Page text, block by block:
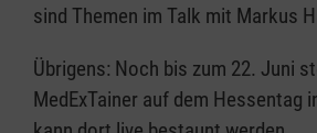
sind Themen im Talk mit Markus
Übrigens: Noch bis zum 22. Juni
MedExTainer auf dem Hessentag